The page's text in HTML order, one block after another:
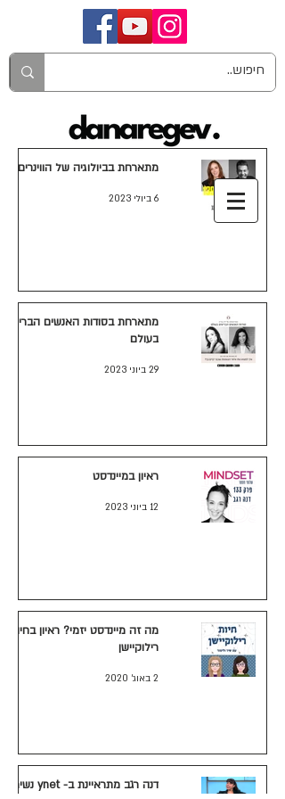
מתארחת בביולוגיה של הווינרים
6 ביולי 2023
מתארחת בסודות האנשים הבריאים
בעולם
29 ביוני 2023
ראיון במיינדסט
12 ביוני 2023
מה זה מיינדסט יזמי? ראיון בחיות
רילוקיישן
2 באוג׳ 2020
דנה רגב מתראיינת ב- ynet נשימות